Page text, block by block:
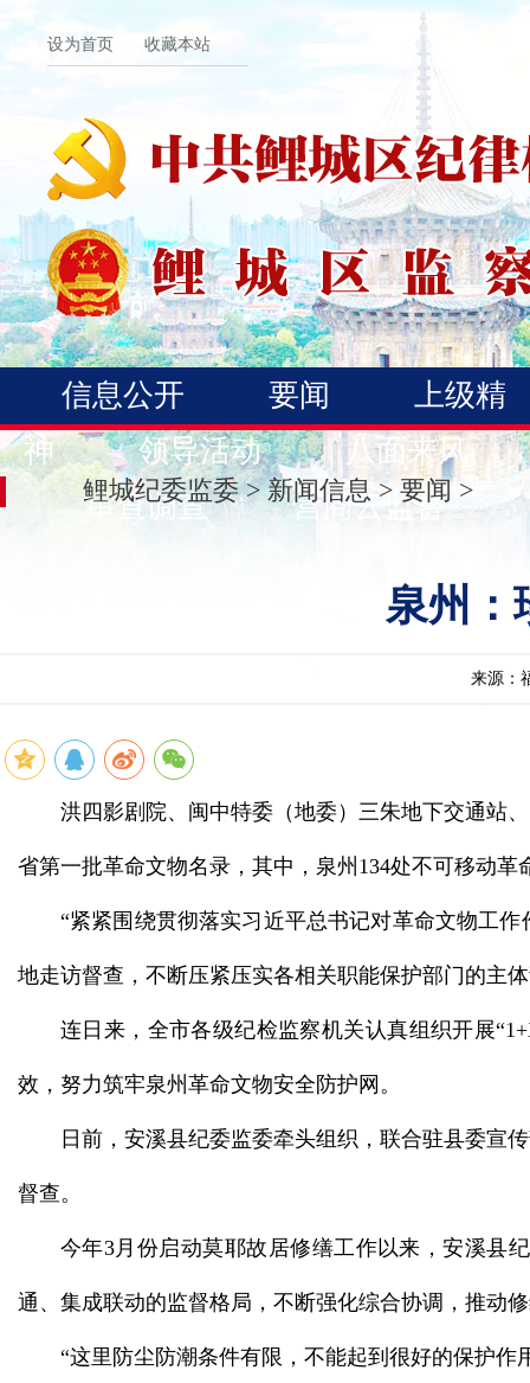
设为首页 收藏本站
信息公开 要闻
上级精
神
领导活动
八面来风
审查调查
营商云监督
鲤城纪委监委>新闻信息 > 要闻>
泉州：
来源：
洪四影剧院、闽中特委（地委）三朱地下交通站
省第一批革命文物名录，其中，泉州134处不可移动
“紧紧围绕贯彻落实习近平总书记对革命文物工
地走访督查，不断压紧压实各相关职能保护部门的主
连日来，全市各级纪检监察机关认真组织开展
效，努力筑牢泉州革命文物安全防护网。
日前，安溪县纪委监委牵头组织，联合驻县委宣
督查。
今年3月份启动莫耶故居修缮工作以来，安溪县
通、集成联动的监督格局，不断强化综合协调，推动
“这里防尘防潮条件有限，不能起到很好的保护作